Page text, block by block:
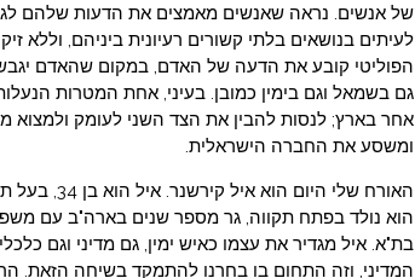
של אנשים. נראה שאנשים מאמצים את הדעות שלהם
לעיתים בנושאים בלתי קשורים רעיונית ביניהם, וללא
הפוליטי קובע את הדעה של האדם, במקום שהאדם
גם בשמאל וגם בימין כמובן. בעיני, אחת המטרות
אחר בארץ; לנסות להבין את הצד השני לעומק ולמצוא
ומשסע את החברה הישראלית.
האורח שלי
הוא נולד בפתח תקווה, גר מספר שנים בארה"ב עם
בת"א. איל מגדיר את עצמו כאיש ימין, גם מדיני וגם
המדיני, וזה התחום בו בחרנו להתמקד בשיחה הזאת.